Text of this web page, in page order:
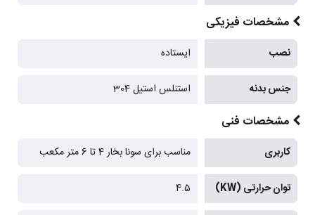
مشخصات فیزیکی
نصب ایستاده
جنس بدنه استنلس استیل 304
مشخصات فنی
کاربری مناسب برای سونا بخار 4 تا 6 متر مکعب
توان حرارتی (KW) 4.5